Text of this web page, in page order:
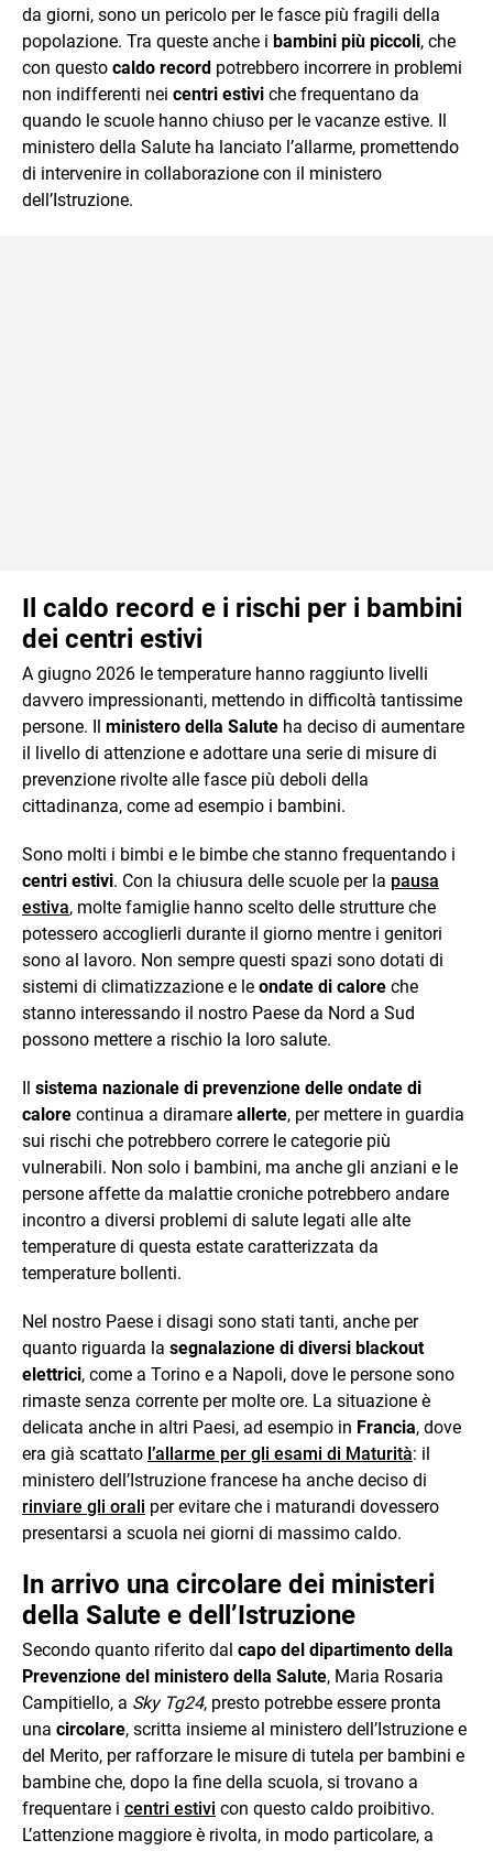
da giorni, sono un pericolo per le fasce più fragili della
popolazione. Tra queste anche i bambini più piccoli, che
con questo caldo record potrebbero incorrere in problemi
non indifferenti nei centri estivi che frequentano da
quando le scuole hanno chiuso per le vacanze estive. Il
ministero della Salute ha lanciato l’allarme, promettendo
di intervenire in collaborazione con il ministero
dell’Istruzione.
Il caldo record e i rischi per i bambini
dei centri estivi
A giugno 2026 le temperature hanno raggiunto livelli
davvero impressionanti, mettendo in difficoltà tantissime
persone. Il ministero della Salute ha deciso di aumentare
il livello di attenzione e adottare una serie di misure di
prevenzione rivolte alle fasce più deboli della
cittadinanza, come ad esempio i bambini.
Sono molti i bimbi e le bimbe che stanno frequentando i
centri estivi. Con la chiusura delle scuole per la pausa
estiva, molte famiglie hanno scelto delle strutture che
potessero accoglierli durante il giorno mentre i genitori
sono al lavoro. Non sempre questi spazi sono dotati di
sistemi di climatizzazione e le ondate di calore che
stanno interessando il nostro Paese da Nord a Sud
possono mettere a rischio la loro salute.
Il sistema nazionale di prevenzione delle ondate di
calore continua a diramare allerte, per mettere in guardia
sui rischi che potrebbero correre le categorie più
vulnerabili. Non solo i bambini, ma anche gli anziani e le
persone affette da malattie croniche potrebbero andare
incontro a diversi problemi di salute legati alle alte
temperature di questa estate caratterizzata da
temperature bollenti.
Nel nostro Paese i disagi sono stati tanti, anche per
quanto riguarda la segnalazione di diversi blackout
elettrici, come a Torino e a Napoli, dove le persone sono
rimaste senza corrente per molte ore. La situazione è
delicata anche in altri Paesi, ad esempio in Francia, dove
era già scattato l’allarme per gli esami di Maturità: il
ministero dell’Istruzione francese ha anche deciso di
rinviare gli orali per evitare che i maturandi dovessero
presentarsi a scuola nei giorni di massimo caldo.
In arrivo una circolare dei ministeri
della Salute e dell’Istruzione
Secondo quanto riferito dal capo del dipartimento della
Prevenzione del ministero della Salute, Maria Rosaria
Campitiello, a Sky Tg24, presto potrebbe essere pronta
una circolare, scritta insieme al ministero dell’Istruzione e
del Merito, per rafforzare le misure di tutela per bambini e
bambine che, dopo la fine della scuola, si trovano a
frequentare i centri estivi con questo caldo proibitivo.
L’attenzione maggiore è rivolta, in modo particolare, a